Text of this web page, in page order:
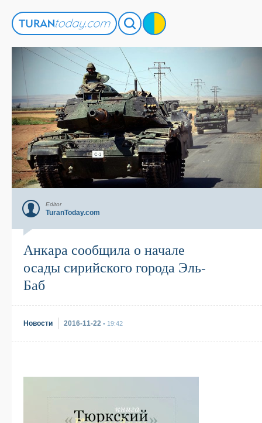
Editor
TuranToday.com
Анкара сообщила о начале
осады сирийского города Эль-
Баб
Новости 2016-11-22 • 19:42